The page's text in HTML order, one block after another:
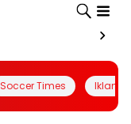
Soccer Times Iklanin